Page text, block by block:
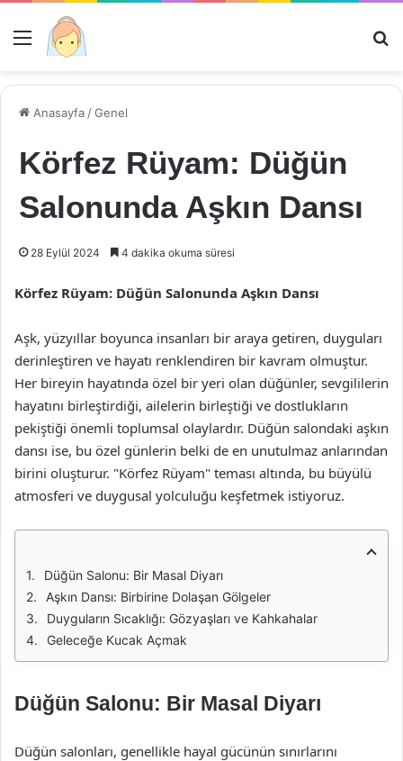
Menü
Anasayfa /Genel
Körfez Rüyam: Düğün
Salonunda Aşkın Dansı
28 Eylül 2024 4 dakika okuma süresi
Körfez Rüyam: Düğün Salonunda Aşkın Dansı
Aşk, yüzyıllar boyunca insanları bir araya getiren, duyguları
derinleştiren ve hayatı renklendiren bir kavram olmuştur.
Her bireyin hayatında özel bir yeri olan düğünler, sevgililerin
hayatını birleştirdiği, ailelerin birleştiği ve dostlukların
pekiştiği önemli toplumsal olaylardır. Düğün salondaki aşkın
dansı ise, bu özel günlerin belki de en unutulmaz anlarından
birini oluşturur. "Körfez Rüyam" teması altında, bu büyülü
atmosferi ve duygusal yolculuğu keşfetmek istiyoruz.
Düğün Salonu: Bir Masal Diyarı
Aşkın Dansı: Birbirine Dolaşan Gölgeler
Duyguların Sıcaklığı: Gözyaşları ve Kahkahalar
Geleceğe Kucak Açmak
Düğün Salonu: Bir Masal Diyarı
Düğün salonları, genellikle hayal gücünün sınırlarını